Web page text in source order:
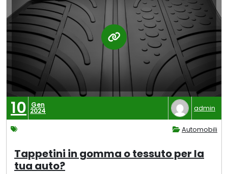
10 Gen
2024 admin
Automobili
Tappetini in gomma o tessuto per la
tua auto?